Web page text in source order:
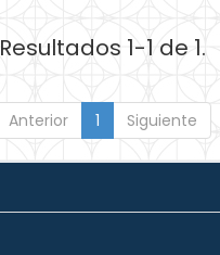
Resultados 1-1 de 1.
Anterior 1 Siguiente